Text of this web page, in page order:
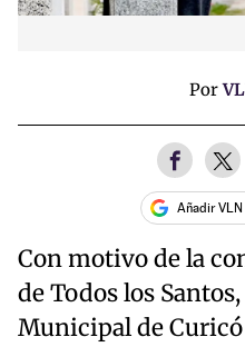
Por
Añadir
Con motivo de la
de Todos los
Municipal de